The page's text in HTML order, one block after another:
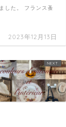
2023年12月13日
した。 フランス蚤